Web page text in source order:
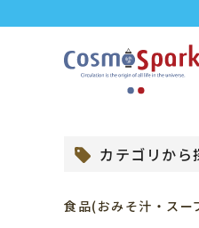
カテゴリから
食品(おみそ汁・スー